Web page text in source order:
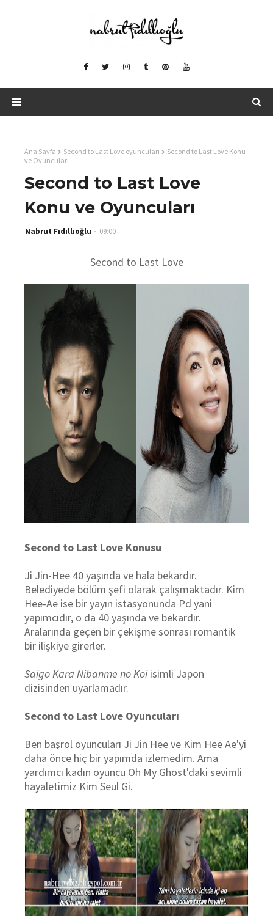
Ana Sayfa Second to Last Love oyuncuları
Second to Last Love Konu
ve Oyuncuları
Second to Last Love
Konu ve Oyuncuları
Nabrut Fıdıllıoğlu 09:00
Second to Last Love
Second to Last Love Konusu
Ji Jin-Hee 40 yaşında ve hala bekardır.
Belediyede bölüm şefi olarak çalışmaktadır. Kim
Hee-Ae ise bir yayın istasyonunda Pd yani
yapımcıdır, o da 40 yaşında ve bekardır.
Aralarında geçen bir çekişme sonrası romantik
bir ilişkiye girerler.
Saigo Kara Nibanme no Koiisimli Japon
dizisinden uyarlamadır.
Second to Last Love Oyuncuları
Ben başrol oyuncuları Ji Jin Hee ve Kim Hee Ae'yi
daha önce hiç bir yapımda izlemedim. Ama
yardımcı kadın oyuncu Oh My Ghost'daki sevimli
hayaletimiz Kim Seul Gi.